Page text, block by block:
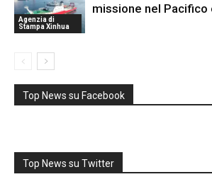
Agenzia di
Stampa Xinhua
missione nel
Top News su Facebook
Top News su Twitter